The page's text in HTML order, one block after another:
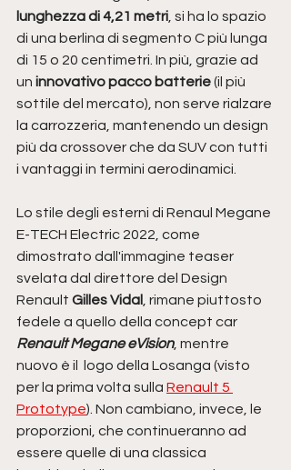
lunghezza di 4,21 metri, si ha lo spazio
di una berlina di segmento C più lunga
di 15 o 20 centimetri. In più, grazie ad
un innovativo pacco batterie (il più
sottile del mercato), non serve rialzare
la carrozzeria, mantenendo un design
più da crossover che da SUV con tutti
i vantaggi in termini aerodinamici.
Lo stile degli esterni di Renaul Megane
E-TECH Electric 2022, come
dimostrato dall'immagine teaser
svelata dal direttore del Design
Renault Gilles Vidal , rimane piuttosto
fedele a quello della concept car
Renault Megane eVision, mentre
nuovo è il  logo della Losanga (visto
per la prima volta sulla Renault 5
Prototype). Non cambiano, invece, le
proporzioni, che continueranno ad
essere quelle di una classica